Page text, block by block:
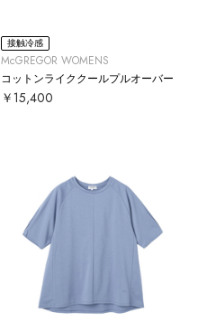
接触冷感
McGREGOR WOMENS
コットンライククールプルオーバー
￥15,400